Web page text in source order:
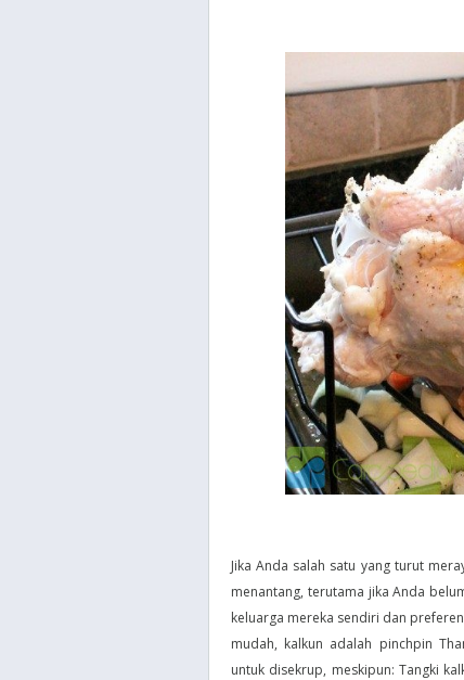
Jika Anda salah satu yang turut
menantang, terutama jika Anda
keluarga mereka sendiri dan
mudah, kalkun adalah pinchpin
untuk disekrup, meskipun: Tangki